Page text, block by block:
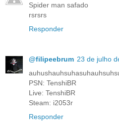
Spider man safado
rsrsrs
Responder
@filipeebrum 23 de julho
PSN: TenshiBR
Live: TenshiBR
Steam: i2053r
Responder